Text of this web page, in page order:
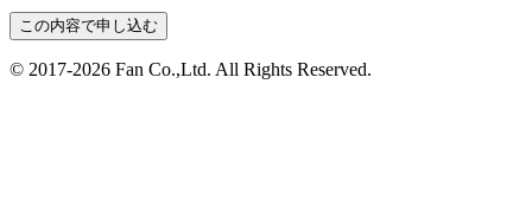
この内容で申し込む
© 2017-2026 Fan Co.,Ltd. All Rights Reserved.